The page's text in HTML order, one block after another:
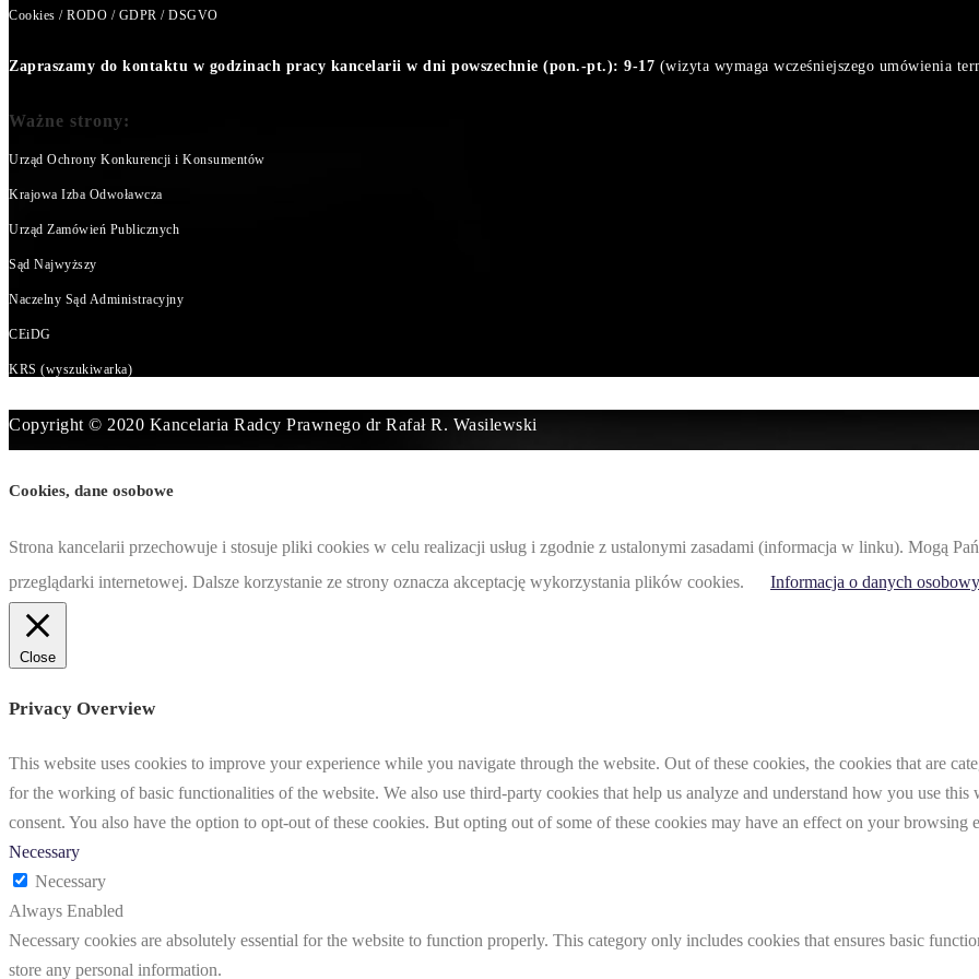
Cookies / RODO / GDPR / DSGVO
Zapraszamy do kontaktu w godzinach pracy kancelarii w dni powszechnie (pon.-pt.): 9-17 (wizyta wymaga wcześniejszego umówienia
Ważne strony:
Urząd Ochrony Konkurencji i Konsumentów
Krajowa Izba Odwoławcza
Urząd Zamówień Publicznych
Sąd Najwyższy
Naczelny Sąd Administracyjny
CEiDG
KRS (wyszukiwarka)
Copyright © 2020 Kancelaria Radcy Prawnego dr Rafał R. Wasilewski
Cookies, dane osobowe
Strona kancelarii przechowuje i stosuje pliki cookies w celu realizacji usług i zgodnie z ustalonymi zasadami (informacja w linku). Mogą
przeglądarki internetowej. Dalsze korzystanie ze strony oznacza akceptację wykorzystania plików cookies.
Informacja o danych
Close
Privacy Overview
This website uses cookies to improve your experience while you navigate through the website. Out of these cookies, the cookies that are
for the working of basic functionalities of the website. We also use third-party cookies that help us analyze and understand how you use
consent. You also have the option to opt-out of these cookies. But opting out of some of these cookies may have an effect on your browsing
Necessary
Necessary
Always Enabled
Necessary cookies are absolutely essential for the website to function properly. This category only includes cookies that ensures basic
store any personal information.